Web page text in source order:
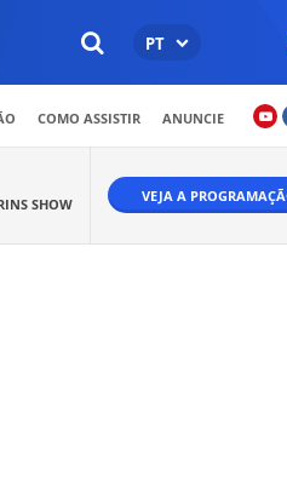
PT
COMO ASSISTIR ANUNCIE
SHOW VEJA A